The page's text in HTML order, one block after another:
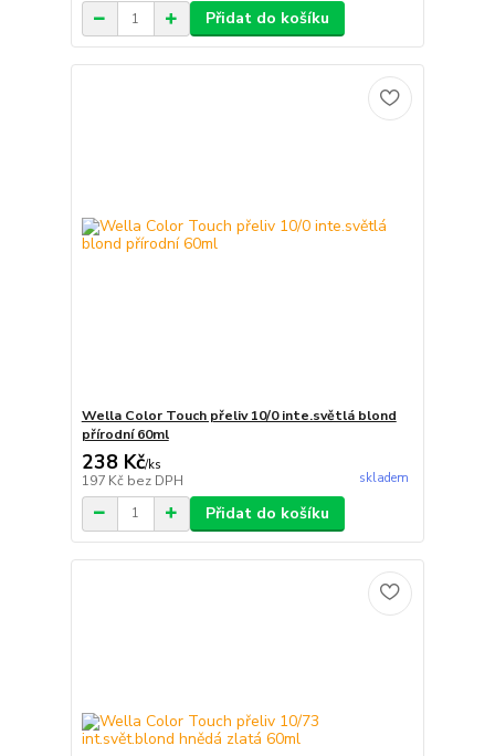
Přidat do košíku
Wella Color Touch přeliv 10/0 inte.světlá blond
přírodní 60ml
238 Kč/ks
197 Kč bez DPH skladem
Přidat do košíku